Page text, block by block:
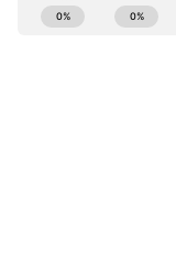
ಶಿವಕುಮಾರ್‌ ಅವರಿಗೆ
ABOUT THE